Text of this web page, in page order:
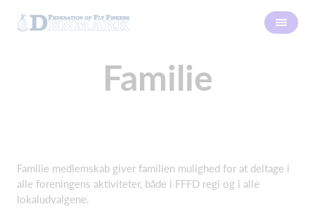
Familie
Familie medlemskab giver familien mulighed for at deltage i
alle foreningens aktiviteter, både i FFFD regi og i alle
lokaludvalgene.